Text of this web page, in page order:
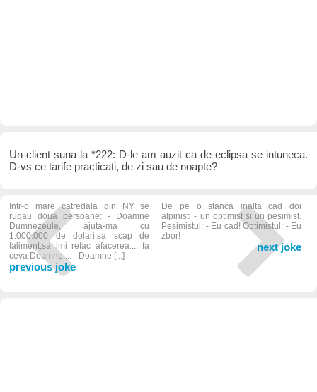
Un client suna la *222: D-le am auzit ca de eclipsa se intuneca.
D-vs ce tarife practicati, de zi sau de noapte?
Intr-o mare catredala din NY se
rugau doua persoane: - Doamne
Dumnezeule, ajuta-ma cu
1.000.000 de dolari,sa scap de
faliment,sa imi refac afacerea.... fa
ceva Doamne.... - Doamne [...]
previous joke
De pe o stanca inalta cad doi
alpinisti - un optimist si un pesimist.
Pesimistul: - Eu cad! Optimistul: - Eu
zbor!
next joke